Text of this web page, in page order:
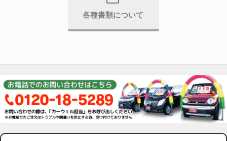
各種書類について